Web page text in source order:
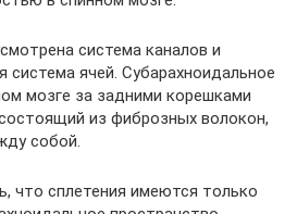
система каналов и
ячей. Субарахноидальное
мозге за задними корешками
из фиброзных волокон,
собой.
что сплетения имеются только